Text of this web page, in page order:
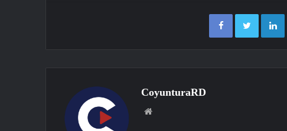
FacebookTwitter
CoyunturaRD
Sitio